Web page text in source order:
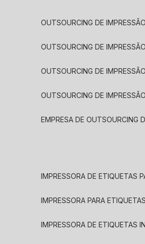
OUTSOURCING DE
OUTSOURCING DE
OUTSOURCING DE
OUTSOURCING DE
EMPRESA DE OUTSOURCING
IMPRESSORA DE ETIQUETAS
IMPRESSORA PARA
IMPRESSORA DE ETIQUETAS